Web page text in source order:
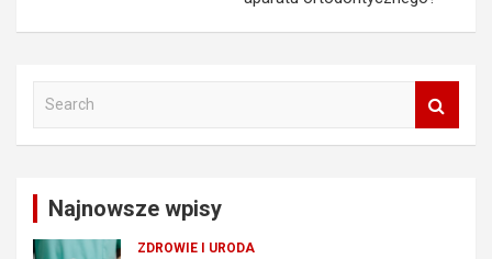
Najnowsze wpisy
ZDROWIE I URODA